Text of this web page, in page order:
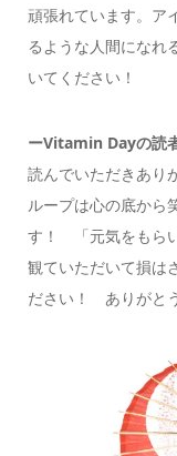
頑張れています。ア
るような人間になれ
いてください！
ーVitamin Dayの読
読んでいただきあり
ループは心の底から
す！ 「元気をもら
観ていただいて損は
ださい！ ありがと